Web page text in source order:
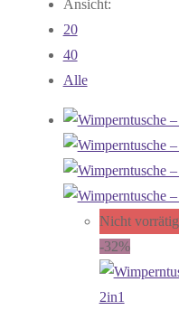
Ansicht:
20
40
Alle
Nicht vorrätig
-32%